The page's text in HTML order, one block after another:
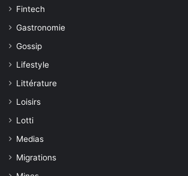
Fintech
Gastronomie
Gossip
Lifestyle
Littérature
Loisirs
Lotti
Medias
Migrations